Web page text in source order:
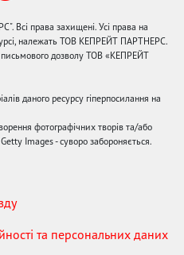
права захищені. Усі права на
належать ТОВ КЕПРЕЙТ ПАРТНЕРС.
письмового дозволу ТОВ «КЕПРЕЙТ
даного ресурсу гіперпосилання на
фотографічних творів та/або
Images - суворо забороняється.
та персональних даних